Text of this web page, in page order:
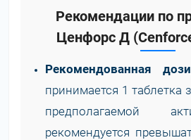
Рекомендации по
Ценфорс Д
Рекомендованная
принимается 1 таблетка
предполагаемой
рекомендуется